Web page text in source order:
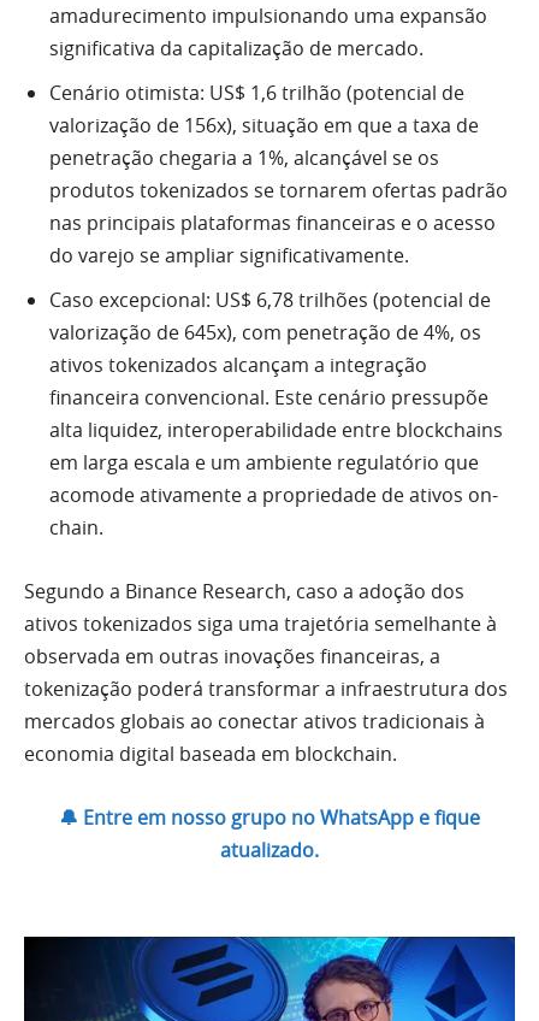
amadurecimento impulsionando uma expansão
significativa da capitalização de mercado.
Cenário otimista: US$ 1,6 trilhão (potencial de
valorização de 156x), situação em que a taxa de
penetração chegaria a 1%, alcançável se os
produtos tokenizados se tornarem ofertas padrão
nas principais plataformas financeiras e o acesso
do varejo se ampliar significativamente.
Caso excepcional: US$ 6,78 trilhões (potencial de
valorização de 645x), com penetração de 4%, os
ativos tokenizados alcançam a integração
financeira convencional. Este cenário pressupõe
alta liquidez, interoperabilidade entre blockchains
em larga escala e um ambiente regulatório que
acomode ativamente a propriedade de ativos on-
chain.
Segundo a Binance Research, caso a adoção dos
ativos tokenizados siga uma trajetória semelhante à
observada em outras inovações financeiras, a
tokenização poderá transformar a infraestrutura dos
mercados globais ao conectar ativos tradicionais à
economia digital baseada em blockchain.
🔔 Entre em nosso grupo no WhatsApp e fique
atualizado.